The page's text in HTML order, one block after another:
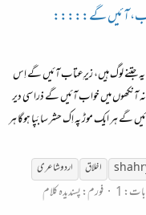
آئیں گے:::::
جتنے لوگ ہیں، زیرِعتاب آئیں گے اِس
آنکھوں میں خواب آئیں گے ذرا سی دیر
گے ہر ایک موڑ پہ اِک حشر سا بَپا ہوگا ہر
اخلاق
اردو شاعری
1 فورم:پسندیدہ کلام